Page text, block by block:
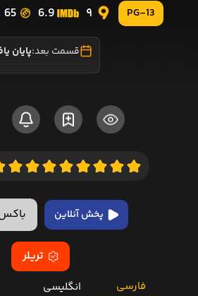
PG-13
9
6.9
65
قسمت بعد:پایان
پخش آنلاین
تریلر
فارسی انگلیسی